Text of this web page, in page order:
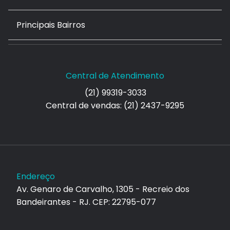
Principais Bairros
Central de Atendimento
(21) 99319-3033
Central de vendas: (21) 2437-9295
Endereço
Av. Genaro de Carvalho, 1305 - Recreio dos
Bandeirantes - RJ. CEP: 22795-077